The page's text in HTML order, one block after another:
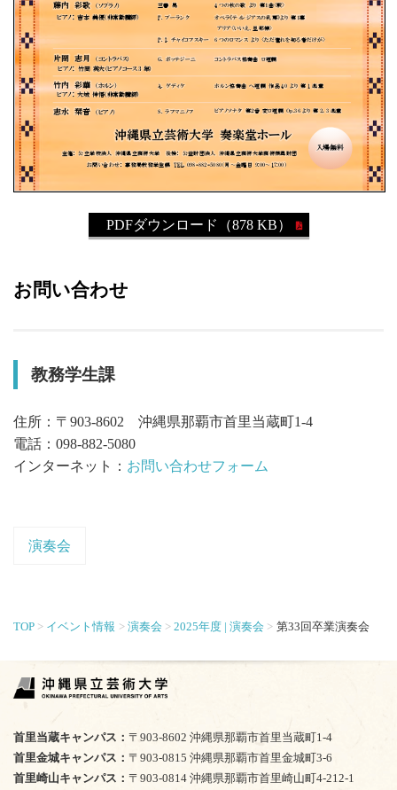
PDFダウンロード（878 KB）
お問い合わせ
教務学生課
住所：〒903-8602 沖縄県那覇市首里当蔵町1-4
電話：098-882-5080
インターネット： お問い合わせフォーム
演奏会
TOP イベント情報 演奏会 2025年度 | 演奏会 第33回卒業演奏会
首里当蔵キャンパス
〒903-8602 沖縄県那覇市首里当蔵町1-4
首里金城キャンパス
〒903-0815 沖縄県那覇市首里金城町3-6
首里崎山キャンパス
〒903-0814 沖縄県那覇市首里崎山町4-212-1